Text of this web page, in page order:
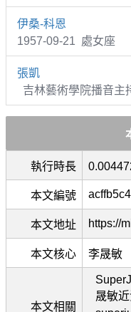
伊桑-科恩
1957-09-21 處女座
張凱
吉林藝術學院播音主
執行時長
本文編號 acffb5c4
本文地址 https://
本文核心 李晟敏
本文相關
晟敏